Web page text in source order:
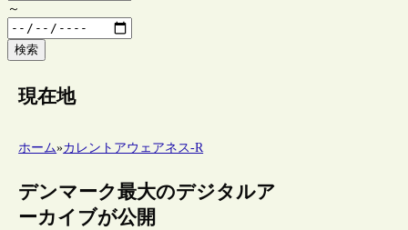
～
検索
現在地
ホーム»カレントアウェアネス-R
デンマーク最大のデジタルア
ーカイブが公開